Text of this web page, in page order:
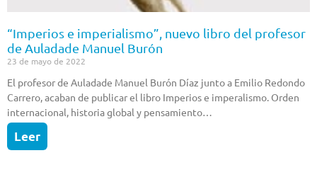
“Imperios e imperialismo”, nuevo libro del profesor
de Auladade Manuel Burón
23 de mayo de 2022
El profesor de Auladade Manuel Burón Díaz junto a Emilio Redondo
Carrero, acaban de publicar el libro Imperios e imperalismo. Orden
internacional, historia global y pensamiento…
Leer